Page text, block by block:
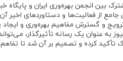
بین انجمن بهره‌وری ایران و پایگاه
جامع از فعالیت‌ها و دستاوردهای اخیر
و گسترش مفاهیم بهره‌وری و
به عنوان یک رسانه تأثیرگذار،
کرده و تصمیم بر آن شد تا